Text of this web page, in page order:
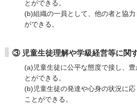
とができる。
(b)組織の一員として、他の者と協
ができる。
③ 児童生徒理解や学級経営等に関
(a)児童生徒に公平な態度で接し、
とができる。
(b)児童生徒の発達や心身の状況に
ことができる。